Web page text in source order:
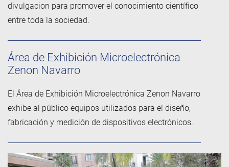
divulgacion para promover el conocimiento científico
entre toda la sociedad.
Área de Exhibición Microelectrónica
Zenon Navarro
El Área de Exhibición Microelectrónica Zenon Navarro
exhibe al público equipos utilizados para el diseño,
fabricación y medición de dispositivos electrónicos.